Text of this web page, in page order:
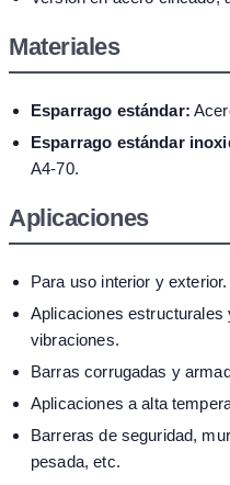
Materiales
Esparrago estándar:
Esparrago estándar
A4-70.
Aplicaciones
Para uso interior y exterior.
Aplicaciones
vibraciones.
Barras corrugadas y
Aplicaciones a alta
Barreras de seguridad,
pesada, etc.